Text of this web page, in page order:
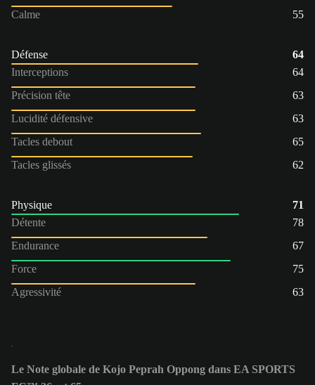
Calme
55
Défense
64
Interceptions
64
Précision tête
63
Lucidité défensive
63
Tacles debout
65
Tacles glissés
62
Physique
71
Détente
78
Endurance
67
Force
75
Agressivité
63
Le Note globale de Kojo Peprah Oppong dans EA SPORTS